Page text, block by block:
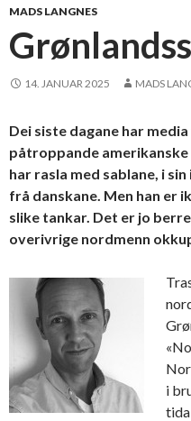
MADS LANGNES
14. JANUAR 2025 MADS
Dei siste dagane har
påtroppande
har rasla med sablane, i
frå danskane. Men han er
slike tankar. Det er jo
overivrige nordmenn
i